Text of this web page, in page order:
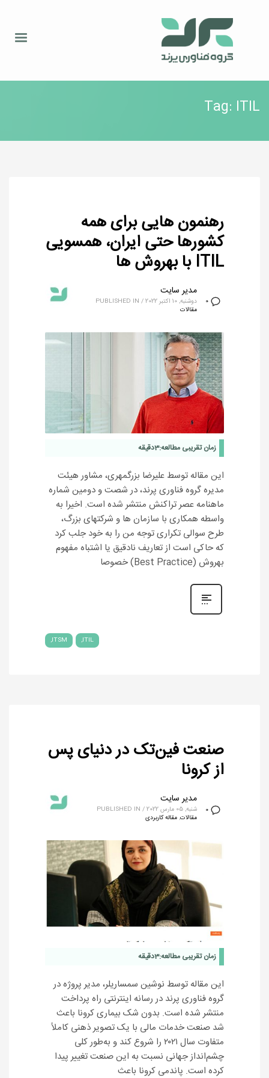
Tag: ITIL
رهنمون هایی برای همه
کشورها حتی ایران، همسویی
ITIL با بهروش ها
0
مدیر سایت
دوشنبه, 10 اکتبر 2022 /
PUBLISHED IN
مقالات
زمان تقریبی مطالعه:3دقیقه
این مقاله توسط علیرضا بزرگمهری، مشاور هیئت
مدیره گروه فناوری پرند، در شصت‌ و‌ دومین شماره
ماهنامه عصر تراکنش منتشر شده است. اخیرا به
واسطه همکاری با سازمان ها و شرکتهای بزرگ،
طرح سوالی تکراری توجه من را به خود جلب کرد
که حاکی است از تعاریف نادقیق یا اشتباه مفهوم
بهروش (Best Practice) خصوصا
ITIL
ITSM
صنعت فین‌تک در دنیای پس
از کرونا
0
مدیر سایت
شنبه, 05 مارس 2022 /
PUBLISHED IN
مقالات, مقاله کاربردی
زمان تقریبی مطالعه:3دقیقه
این مقاله توسط نوشین سمساریلر، مدیر پروژه در
گروه فناوری پرند در رسانه اینترنتی راه پرداخت
منتشر شده است. بدون شک بیماری کرونا باعث
شد صنعت خدمات مالی با یک تصویر ذهنی کاملاً
متفاوت سال ۲۰۲۱ را شروع کند و به‌طور کلی
چشم‌انداز جهانی نسبت به این صنعت تغییر پیدا
کرده است. پاندمی کرونا باعث